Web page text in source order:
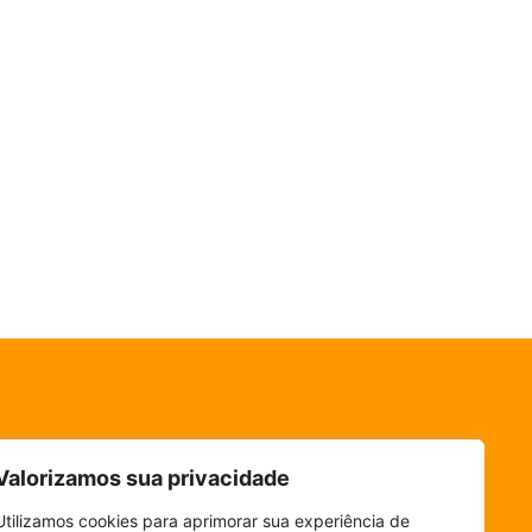
sua privacidade
cookies para aprimorar sua experiência de